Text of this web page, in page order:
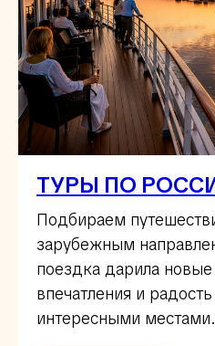
ТУРЫ ПО
Подбираем
зарубежным
поездка дарила
впечатления и
интересными местами.